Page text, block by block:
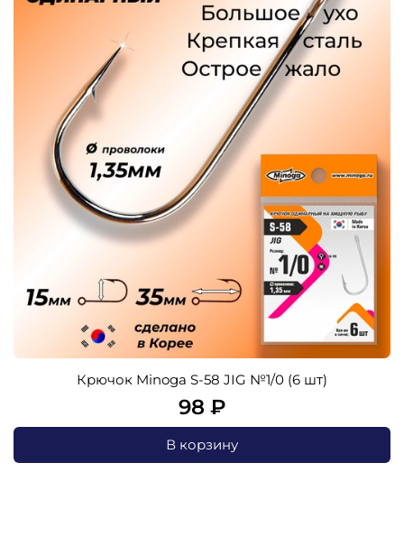
Крючок Minoga S-58 JIG №1/0 (6 шт)
98 ₽
В корзину